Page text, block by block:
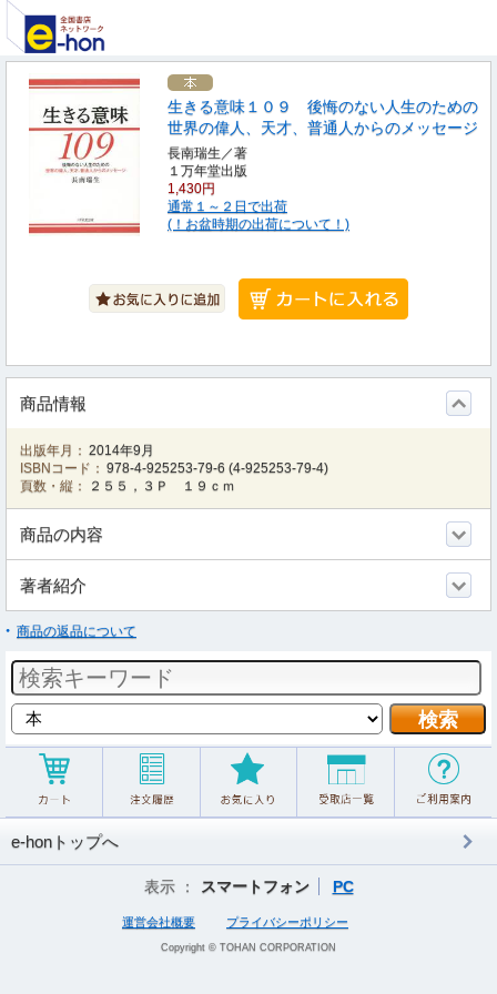
生きる意味１０９ 後悔のない人生のための
世界の偉人、天才、普通人からのメッセージ
長南瑞生／著
１万年堂出版
1,430円
通常１～２日で出荷
(！お盆時期の出荷について！)
商品情報
出版年月： 2014年9月
ISBNコード： 978-4-925253-79-6 (4-925253-79-4)
頁数・縦：
２５５，３Ｐ １９ｃｍ
商品の内容
著者紹介
商品の返品について
e-honトップへ
表示 ： スマートフォン PC
運営会社概要 プライバシーポリシー
Copyright © TOHAN CORPORATION